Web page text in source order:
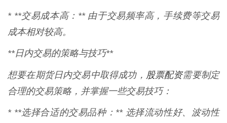
* **交易成本高：** 由于交易频率高，手续费等交易
成本相对较高。
**日内交易的策略与技巧**
想要在期货日内交易中取得成功， 股票配资需要制定
合理的交易策略，并掌握一些交易技巧：
* **选择合适的交易品种：** 选择流动性好、波动性